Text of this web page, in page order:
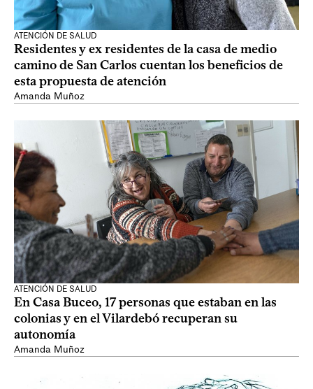
ATENCIÓN DE SALUD
Residentes y ex residentes de la casa de medio
camino de San Carlos cuentan los beneficios de
esta propuesta de atención
Amanda Muñoz
ATENCIÓN DE SALUD
En Casa Buceo, 17 personas que estaban en las
colonias y en el Vilardebó recuperan su
autonomía
Amanda Muñoz